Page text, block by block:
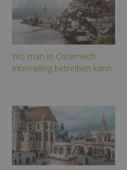
Wo man in Österreich
Interrailing betreiben kann